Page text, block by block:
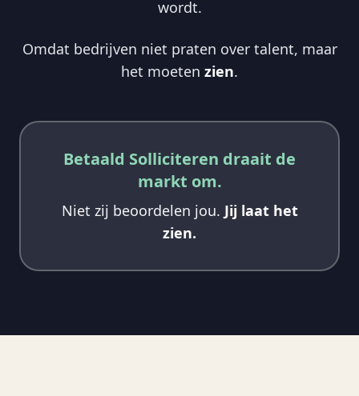
wordt.
Omdat bedrijven niet praten over talent, maar
het moeten zien.
Betaald Solliciteren draait de
markt om.
Niet zij beoordelen jou. Jij laat het
zien.